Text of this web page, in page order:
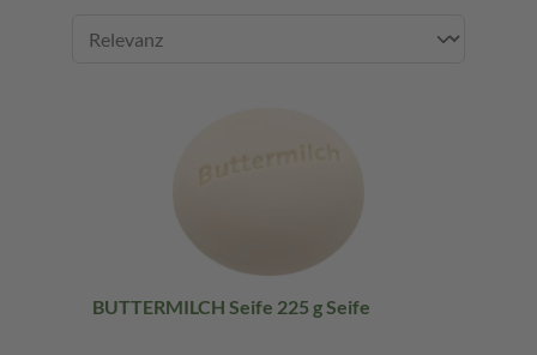
BUTTERMILCH Seife 225 g Seife